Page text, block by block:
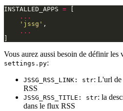
INSTALLED_APPS =
...
'jssg' ,
...
Vous aurez aussi besoin de définir les
settings.py:
JSSG_RSS_LINK: str: L'url de
RSS
JSSG_RSS_TITLE: str: la
dans le flux RSS